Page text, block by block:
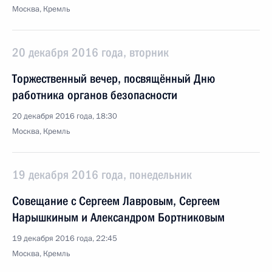
Москва, Кремль
20 декабря 2016 года, вторник
Торжественный вечер, посвящённый Дню
работника органов безопасности
20 декабря 2016 года, 18:30
Москва, Кремль
19 декабря 2016 года, понедельник
Совещание с Сергеем Лавровым, Сергеем
Нарышкиным и Александром Бортниковым
19 декабря 2016 года, 22:45
Москва, Кремль